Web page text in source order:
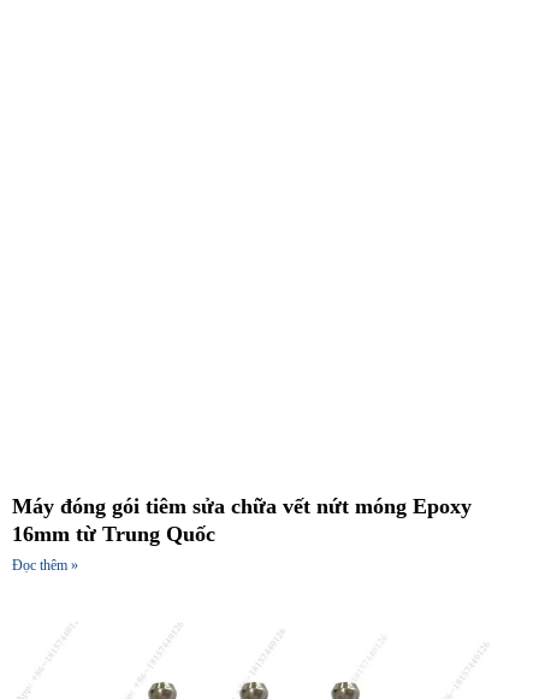
Máy đóng gói tiêm sửa chữa vết nứt móng Epoxy
16mm từ Trung Quốc
Đọc thêm »